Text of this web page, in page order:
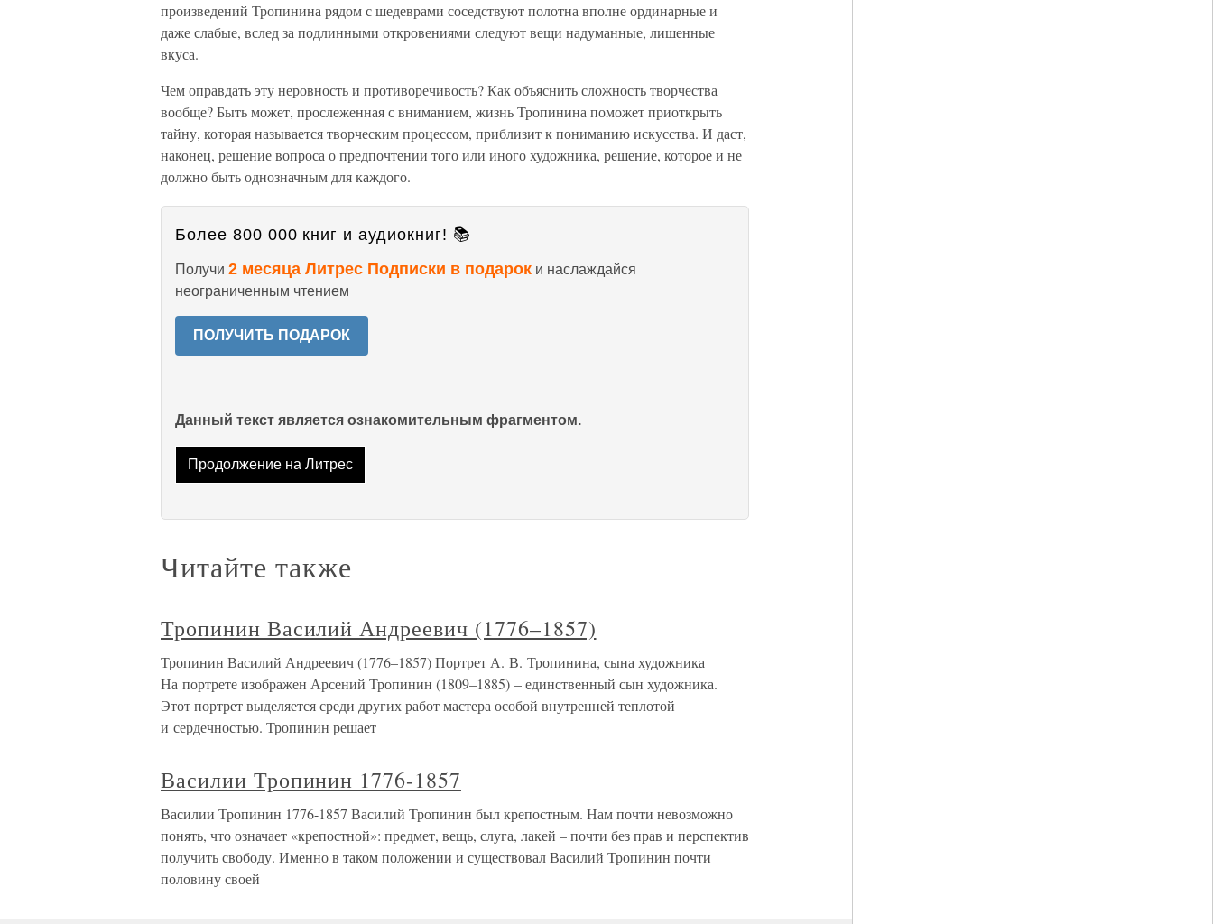
произведений Тропинина рядом с шедеврами соседствуют полотна вполне ординарные и
даже слабые, вслед за подлинными откровениями следуют вещи надуманные, лишенные
вкуса.
Чем оправдать эту неровность и противоречивость? Как объяснить сложность творчества
вообще? Быть может, прослеженная с вниманием, жизнь Тропинина поможет приоткрыть
тайну, которая называется творческим процессом, приблизит к пониманию искусства. И даст,
наконец, решение вопроса о предпочтении того или иного художника, решение, которое и не
должно быть однозначным для каждого.
Более 800 000 книг и аудиокниг! 📚
Получи 2 месяца Литрес Подписки в подарок и наслаждайся
неограниченным чтением
ПОЛУЧИТЬ ПОДАРОК
Данный текст является ознакомительным фрагментом.
Продолжение на Литрес
Читайте также
Тропинин Василий Андреевич (1776–1857)
Тропинин Василий Андреевич (1776–1857) Портрет А. В. Тропинина, сына художника
На портрете изображен Арсений Тропинин (1809–1885) – единственный сын художника.
Этот портрет выделяется среди других работ мастера особой внутренней теплотой
и сердечностью. Тропинин решает
Василии Тропинин 1776-1857
Василии Тропинин 1776-1857 Василий Тропинин был крепостным. Нам почти невозможно
понять, что означает «крепостной»: предмет, вещь, слуга, лакей – почти без прав и перспектив
получить свободу. Именно в таком положении и существовал Василий Тропинин почти
половину своей